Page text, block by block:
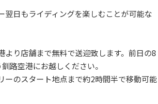
翌日もライディングを楽しむことが可能な
より店舗まで無料で送迎致します。前日の8
路空港にお越しください。
ーのスタート地点まで約2時間半で移動可能